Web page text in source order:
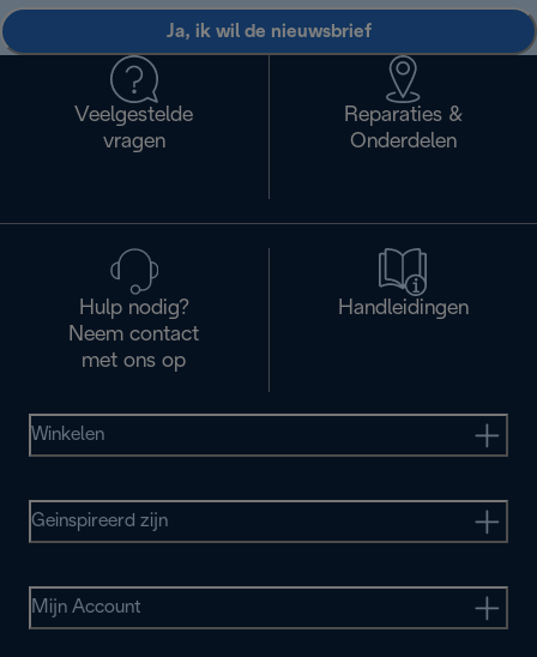
Ja, ik wil de nieuwsbrief
Veelgestelde
vragen
Reparaties &
Onderdelen
Hulp nodig?
Neem contact
met ons op
Handleidingen
Winkelen
Geinspireerd zijn
Mijn Account